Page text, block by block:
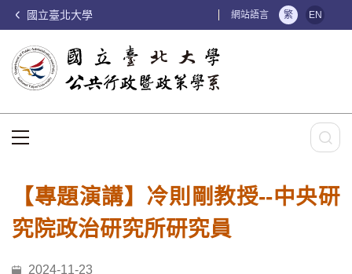
國立臺北大學 網站語言 繁 EN
【專題演講】冷則剛教授--中央研
究院政治研究所研究員
2024-11-23